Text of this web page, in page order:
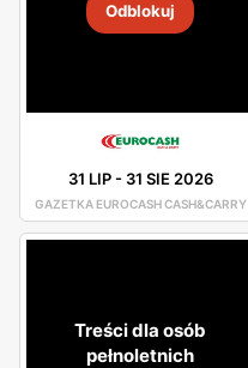
Odblokuj
31 LIP- 31 SIE 2026
GAZETKA EUROCASH CASH&CARRY
Treści dla osób
pełnoletnich